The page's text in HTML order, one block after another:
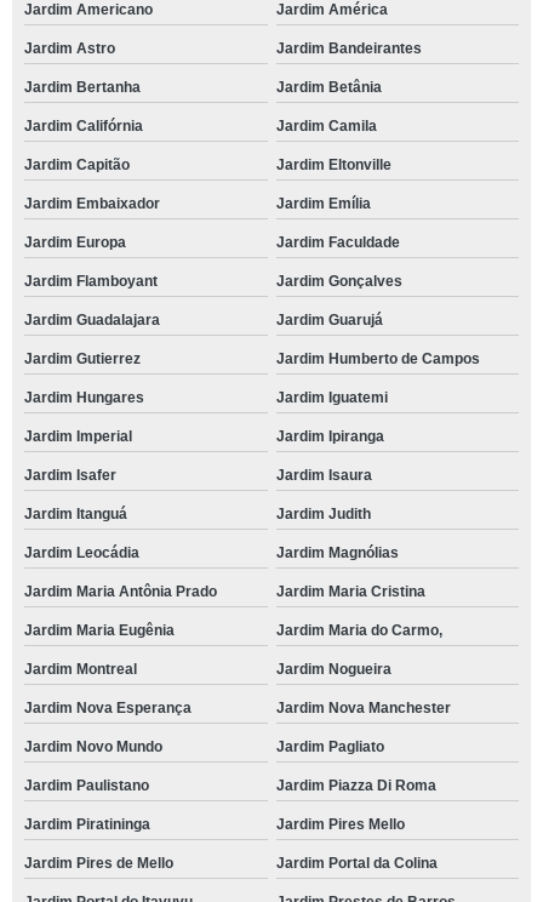
Jardim Americano Jardim América
Jardim Astro Jardim Bandeirantes
Jardim Bertanha Jardim Betânia
Jardim Califórnia Jardim Camila
Jardim Capitão Jardim Eltonville
Jardim Embaixador Jardim Emília
Jardim Europa Jardim Faculdade
Jardim Flamboyant Jardim Gonçalves
Jardim Guadalajara Jardim Guarujá
Jardim Gutierrez Jardim Humberto de Campos
Jardim Hungares Jardim Iguatemi
Jardim Imperial Jardim Ipiranga
Jardim Isafer Jardim Isaura
Jardim Itanguá Jardim Judith
Jardim Leocádia Jardim Magnólias
Jardim Maria Antônia Prado Jardim Maria Cristina
Jardim Maria Eugênia Jardim Maria do Carmo,
Jardim Montreal Jardim Nogueira
Jardim Nova Esperança Jardim Nova Manchester
Jardim Novo Mundo Jardim Pagliato
Jardim Paulistano Jardim Piazza Di Roma
Jardim Piratininga Jardim Pires Mello
Jardim Pires de Mello Jardim Portal da Colina